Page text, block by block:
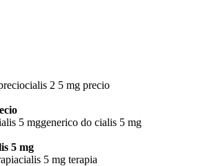
cialis 2 5 mg precio
generico do cialis 5 mg
5 mg
cialis 5 mg terapia